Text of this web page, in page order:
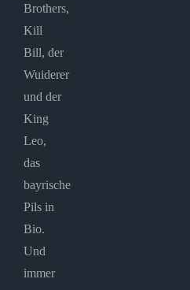
Brothers,
Kill
Bill, der
Wuiderer
und der
King
Leo,
das
bayrische
Pils in
Bio.
Und
immer